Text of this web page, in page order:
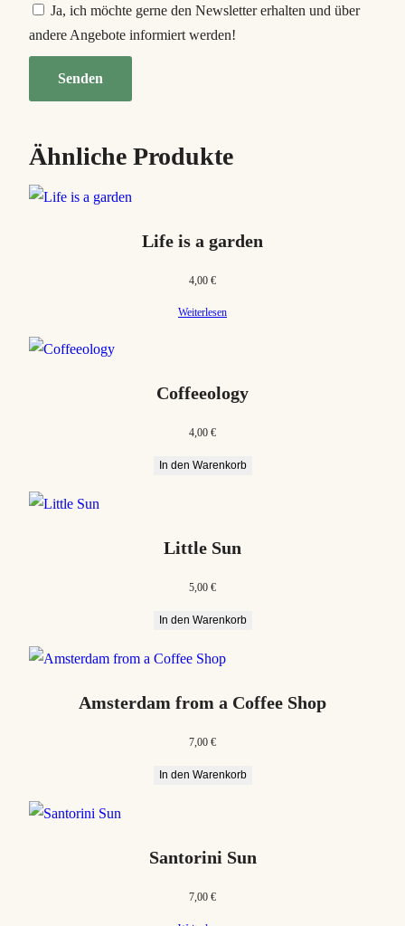
Ja, ich möchte gerne den Newsletter erhalten und über
andere Angebote informiert werden!
Ähnliche Produkte
Life is a garden
4,00 €
Weiterlesen
Coffeeology
4,00 €
In den Warenkorb
Little Sun
5,00 €
In den Warenkorb
Amsterdam from a Coffee Shop
7,00 €
In den Warenkorb
Santorini Sun
7,00 €